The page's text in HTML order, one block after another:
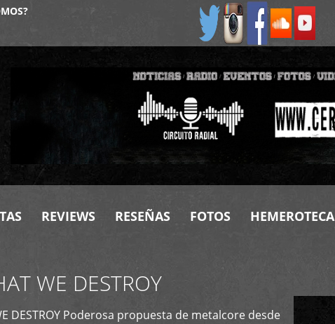
REVIEWS RESEÑAS FOTOS HEMEROTECA
WE DESTROY
DESTROY Poderosa propuesta de metalcore desde